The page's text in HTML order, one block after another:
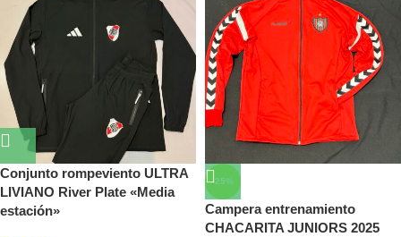
Conjunto rompeviento ULTRA
LIVIANO River Plate «Media
estación»
-25%
Campera entrenamiento
CHACARITA JUNIORS 2025